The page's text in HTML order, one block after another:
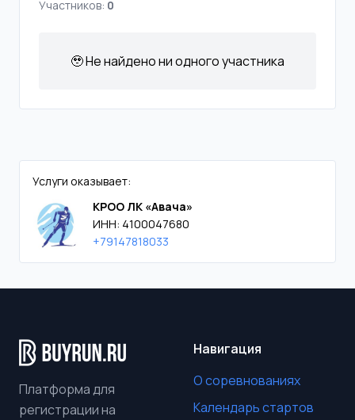
Участников: 0
🥹 Не найдено ни одного участника
Услуги оказывает:
КРОО ЛК «Авача»
ИНН: 4100047680
+79147818033
Платформа для
регистрации на
Навигация
О соревнованиях
Календарь стартов